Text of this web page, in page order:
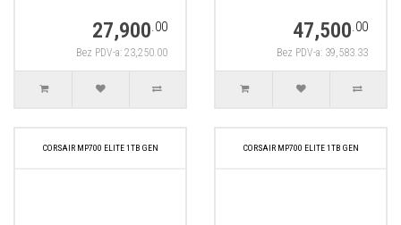
27,900.00
Bez PDV-a: 23,250.00
47,500.00
Bez PDV-a: 39,583.33
CORSAIR MP700 ELITE 1TB GEN CORSAIR MP700 ELITE 1TB GEN